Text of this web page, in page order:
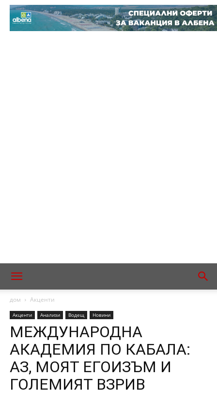
дом Акценти
Акценти Анализи Водещ Новини
МЕЖДУНАРОДНА
АКАДЕМИЯ ПО КАБАЛА:
АЗ, МОЯТ ЕГОИЗЪМ И
ГОЛЕМИЯТ ВЗРИВ